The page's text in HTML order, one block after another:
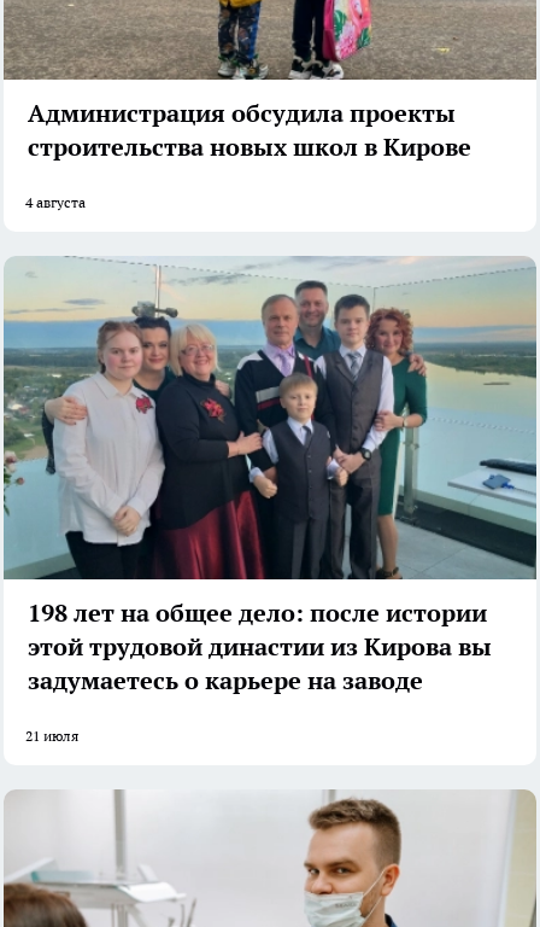
Администрация обсудила проекты
строительства новых школ в Кирове
4 августа
198 лет на общее дело: после истории
этой трудовой династии из Кирова вы
задумаетесь о карьере на заводе
21 июля